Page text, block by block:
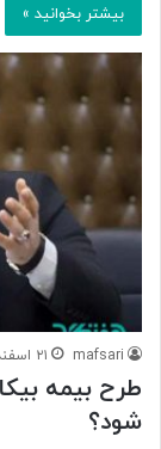
بیشتر بخوانید »
mafsari ۲۱ اسفند ۱۴۰۱
طرح بیمه
شود؟